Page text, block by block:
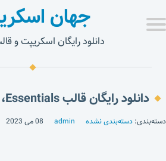
جهان
دانلود رایگان اسکریپت و
دانلود رایگان قالب Essentials، اسنشیالز + 43 دمو
دسته‌بندی: دسته‌بندی نشده admin 08 می 2023